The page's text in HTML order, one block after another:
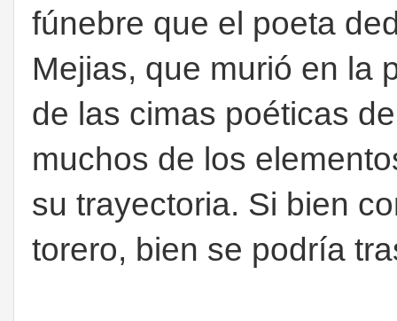
fúnebre que el poeta
Mejias, que murió en la
de las cimas poéticas
muchos de los
su trayectoria. Si bien
torero, bien se podría